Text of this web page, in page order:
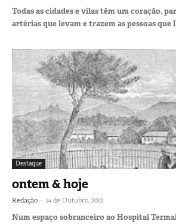
Todas as cidades e vilas têm um coração,
artérias que levam e trazem as pessoas que
Destaque
ontem & hoje
Redação - 14 de Outubro, 2012
Num espaço sobranceiro ao Hospital